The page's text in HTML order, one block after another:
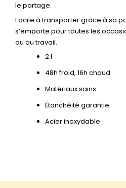
le partage.
Facile à transporter grâce à sa
s’emporte pour toutes les
ou au travail.
2 l
48h froid, 16h chaud
Matériaux sains
Étanchéité garantie
Acier inoxydable